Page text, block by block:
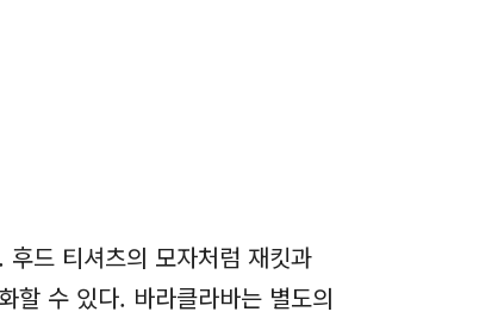
드 티셔츠의 모자처럼 재킷과
할 수 있다. 바라클라바는 별도의